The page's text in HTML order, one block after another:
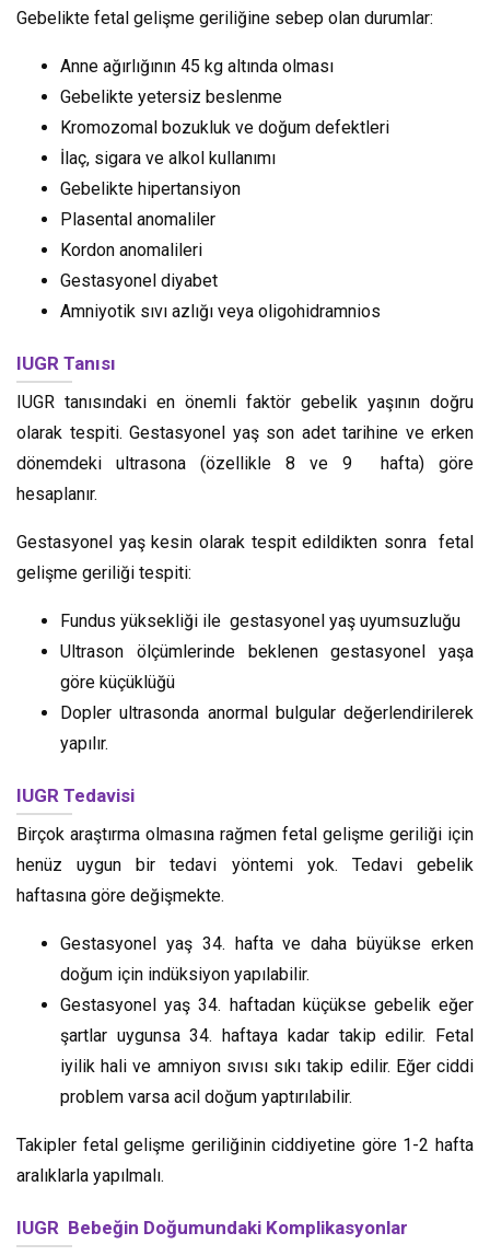
Gebelikte fetal gelişme geriliğine sebep olan durumlar:
Anne ağırlığının 45 kg altında olması
Gebelikte yetersiz beslenme
Kromozomal bozukluk ve doğum defektleri
İlaç, sigara ve alkol kullanımı
Gebelikte hipertansiyon
Plasental anomaliler
Kordon anomalileri
Gestasyonel diyabet
Amniyotik sıvı azlığı veya oligohidramnios
IUGR Tanısı
IUGR tanısındaki en önemli faktör gebelik yaşının doğru
olarak tespiti. Gestasyonel yaş son adet tarihine ve erken
dönemdeki ultrasona (özellikle 8 ve 9 hafta) göre
hesaplanır.
Gestasyonel yaş kesin olarak tespit edildikten sonra fetal
gelişme geriliği tespiti:
Fundus yüksekliği ile gestasyonel yaş uyumsuzluğu
Ultrason ölçümlerinde beklenen gestasyonel yaşa
göre küçüklüğü
Dopler ultrasonda anormal bulgular değerlendirilerek
yapılır.
IUGR Tedavisi
Birçok araştırma olmasına rağmen fetal gelişme geriliği için
henüz uygun bir tedavi yöntemi yok. Tedavi gebelik
haftasına göre değişmekte.
Gestasyonel yaş 34. hafta ve daha büyükse erken
doğum için indüksiyon yapılabilir.
Gestasyonel yaş 34. haftadan küçükse gebelik eğer
şartlar uygunsa 34. haftaya kadar takip edilir. Fetal
iyilik hali ve amniyon sıvısı sıkı takip edilir. Eğer ciddi
problem varsa acil doğum yaptırılabilir.
Takipler fetal gelişme geriliğinin ciddiyetine göre 1-2 hafta
aralıklarla yapılmalı.
IUGR Bebeğin Doğumundaki Komplikasyonlar